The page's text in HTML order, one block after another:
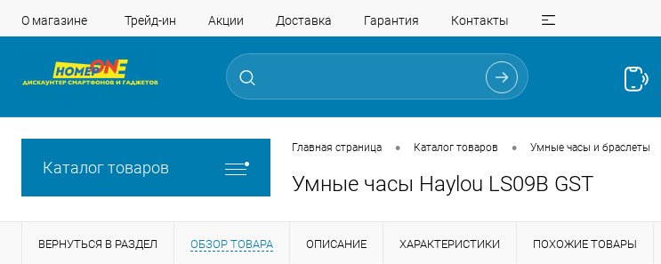
О магазине Трейд-ин Акции Доставка Гарантия Контакты
Каталог товаров
Главная страница • Каталог товаров • Умные часы и браслеты
Умные часы Haylou LS09B GST
ВЕРНУТЬСЯ В РАЗДЕЛ ОБЗОР ТОВАРА ОПИСАНИЕ ХАРАКТЕРИСТИКИ ПОХОЖИЕ ТОВАРЫ